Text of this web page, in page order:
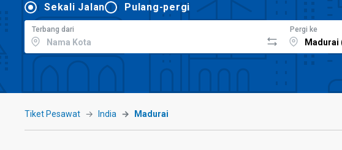
Sekali Jalan Pulang-pergi
Terbang dari Pergi ke
Tiket Pesawat India Madurai